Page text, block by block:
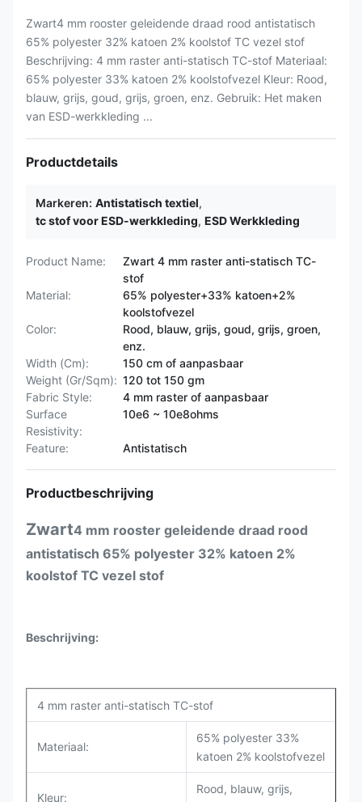
Zwart4 mm rooster geleidende draad rood antistatisch
65% polyester 32% katoen 2% koolstof TC vezel stof
Beschrijving: 4 mm raster anti-statisch TC-stof Materiaal:
65% polyester 33% katoen 2% koolstofvezel Kleur: Rood,
blauw, grijs, goud, grijs, groen, enz. Gebruik: Het maken
van ESD-werkkleding ...
Productdetails
Markeren: Antistatisch textiel,
tc stof voor ESD-werkkleding, ESD Werkkleding
Product Name:
Zwart 4 mm raster anti-statisch TC-
stof
Material:
65% polyester+33% katoen+2%
koolstofvezel
Color:
Rood, blauw, grijs, goud, grijs, groen,
enz.
Width (Cm):
150 cm of aanpasbaar
Weight (Gr/Sqm): 120 tot 150 gm
Fabric Style:
4 mm raster of aanpasbaar
Surface
Resistivity:
10e6 ~ 10e8ohms
Feature: Antistatisch
Productbeschrijving
Zwart4 mm rooster geleidende draad rood
antistatisch 65% polyester 32% katoen 2%
koolstof TC vezel stof
Beschrijving:
4 mm raster anti-statisch TC-stof
Materiaal:
65% polyester 33%
katoen 2% koolstofvezel
Kleur:
Rood, blauw, grijs,